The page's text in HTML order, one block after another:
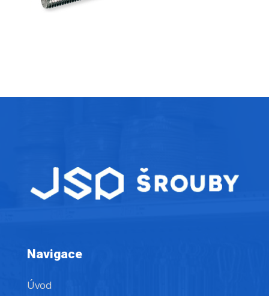
Navigace
Úvod